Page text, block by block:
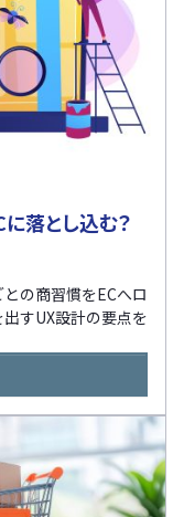
落とし込む？
の商習慣をECへロ
すUX設計の要点を